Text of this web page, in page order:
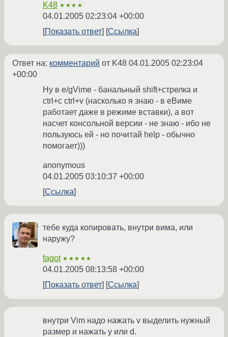
K48 ★★★★
04.01.2005 02:23:04 +00:00
Показать ответ
Ссылка
Ответ на: комментарий от K48 04.01.2005 02:23:04
+00:00
Ну в e/gVime - банальный shift+стрелка и
ctrl+c ctrl+v (насколько я знаю - в еВиме
работает даже в режиме вставки), а вот
насчет консольной версии - не знаю - ибо не
пользуюсь ей - но почитай help - обычно
помогает)))
anonymous
04.01.2005 03:10:37 +00:00
Ссылка
тебе куда копировать, внутри вима, или
наружу?
fagot ★★★★★
04.01.2005 08:13:58 +00:00
Показать ответ
Ссылка
внутри Vim надо нажать v выделить нужный
размер и нажать y или d.